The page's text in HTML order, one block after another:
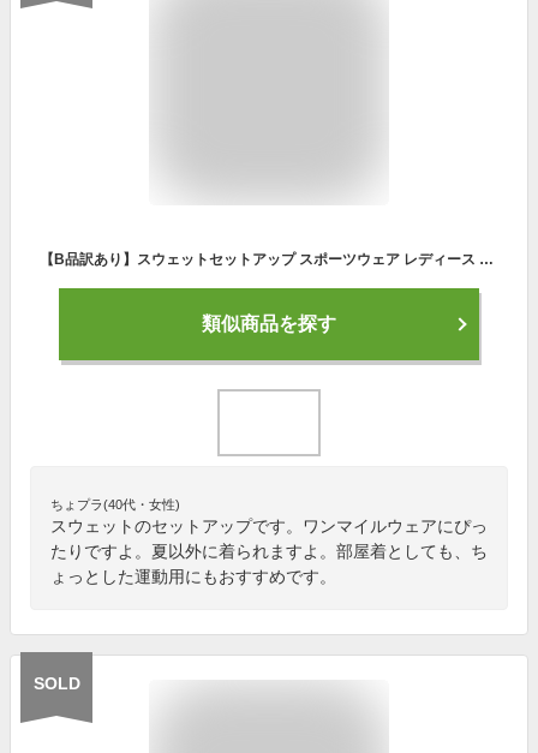
【B品訳あり】スウェットセットアップ スポーツウェア レディース 上下セット 秋 冬 春 S M L XL [ドロップショルダー ジャージ ルームウェア アクティブウェア 部屋着 エクササイズ ヨガ ワンマイルウェア スウェット 上下セット セットアップ 公園 散歩 ジョギング]
類似商品を探す
ちょプラ(40代・女性)
スウェットのセットアップです。ワンマイルウェアにぴっ
たりですよ。夏以外に着られますよ。部屋着としても、ち
ょっとした運動用にもおすすめです。
SOLD